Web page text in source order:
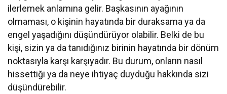
ilerlemek anlamına gelir. Başkasının ayağının
olmaması, o kişinin hayatında bir duraksama ya da
engel yaşadığını düşündürüyor olabilir. Belki de bu
kişi, sizin ya da tanıdığınız birinin hayatında bir dönüm
noktasıyla karşı karşıyadır. Bu durum, onların nasıl
hissettiği ya da neye ihtiyaç duyduğu hakkında sizi
düşündürebilir.